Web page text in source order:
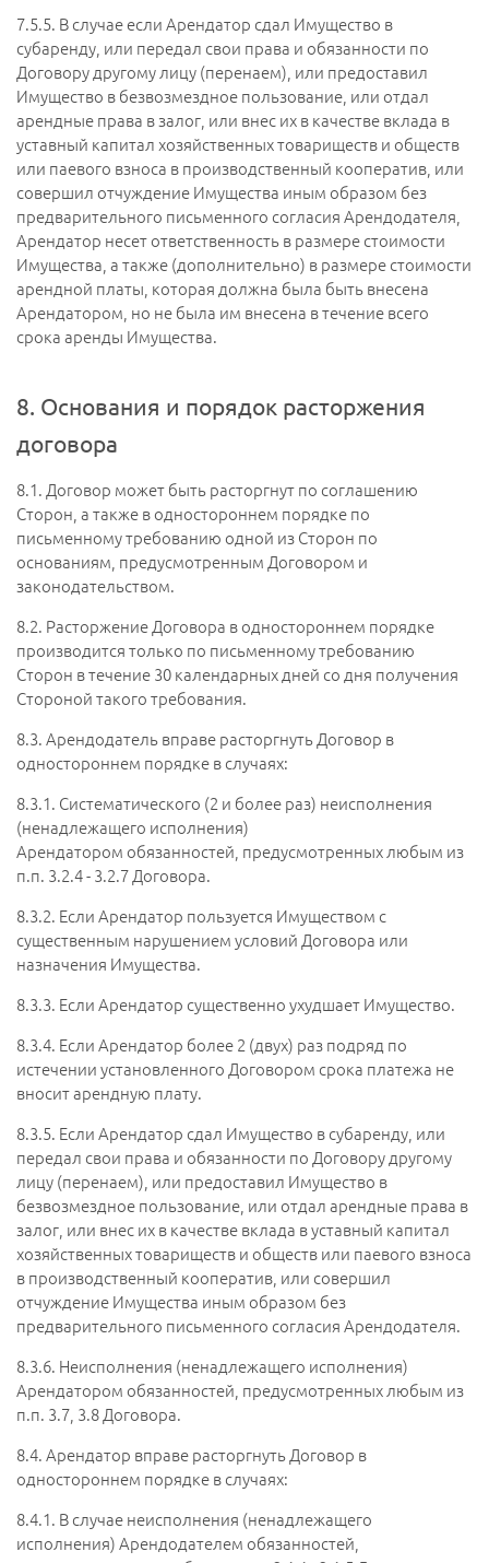
7.5.5. В случае если Арендатор сдал Имущество в
субаренду, или передал свои права и обязанности по
Договору другому лицу (перенаем), или предоставил
Имущество в безвозмездное пользование, или отдал
арендные права в залог, или внес их в качестве вклада в
уставный капитал хозяйственных товариществ и обществ
или паевого взноса в производственный кооператив, или
совершил отчуждение Имущества иным образом без
предварительного письменного согласия Арендодателя,
Арендатор несет ответственность в размере стоимости
Имущества, а также (дополнительно) в размере стоимости
арендной платы, которая должна была быть внесена
Арендатором, но не была им внесена в течение всего
срока аренды Имущества.
8. Основания и порядок расторжения
договора
8.1. Договор может быть расторгнут по соглашению
Сторон, а также в одностороннем порядке по
письменному требованию одной из Сторон по
основаниям, предусмотренным Договором и
законодательством.
8.2. Расторжение Договора в одностороннем порядке
производится только по письменному требованию
Сторон в течение 30 календарных дней со дня получения
Стороной такого требования.
8.3.Арендодатель вправе расторгнуть Договор в
одностороннем порядке в случаях:
8.3.1. Систематического (2 и более раз) неисполнения
(ненадлежащего исполнения)
Арендатором обязанностей, предусмотренных любым из
п.п. 3.2.4 - 3.2.7 Договора.
8.3.2. Если Арендатор пользуется Имуществом с
существенным нарушением условий Договора или
назначения Имущества.
8.3.3. Если Арендатор существенно ухудшает Имущество.
8.3.4. Если Арендатор более 2 (двух) раз подряд по
истечении установленного Договором срока платежа не
вносит арендную плату.
8.3.5. Если Арендатор сдал Имущество в субаренду, или
передал свои права и обязанности по Договору другому
лицу (перенаем), или предоставил Имущество в
безвозмездное пользование, или отдал арендные права в
залог, или внес их в качестве вклада в уставный капитал
хозяйственных товариществ и обществ или паевого взноса
в производственный кооператив, или совершил
отчуждение Имущества иным образом без
предварительного письменного согласия Арендодателя.
8.3.6. Неисполнения (ненадлежащего исполнения)
Арендатором обязанностей, предусмотренных любым из
п.п. 3.7, 3.8 Договора.
8.4.Арендатор вправе расторгнуть Договор в
одностороннем порядке в случаях:
8.4.1. В случае неисполнения (ненадлежащего
исполнения) Арендодателем обязанностей,